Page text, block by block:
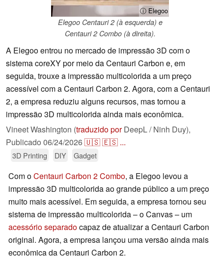
ⓘ Elegoo
Elegoo Centauri 2 (à esquerda) e
Centauri 2 Combo (à direita).
A Elegoo entrou no mercado de impressão 3D com o
sistema coreXY por meio da Centauri Carbon e, em
seguida, trouxe a impressão multicolorida a um preço
acessível com a Centauri Carbon 2. Agora, com a Centauri
2, a empresa reduziu alguns recursos, mas tornou a
impressão 3D multicolorida ainda mais econômica.
Vineet Washington (traduzido porDeepL / Ninh Duy),
Publicado 06/24/2026🇺🇸🇪🇸 ...
3D Printing DIY Gadget
Com oCentauri Carbon 2 Combo, a Elegoo levou a
impressão 3D multicolorida ao grande público a um preço
muito mais acessível. Em seguida, a empresa tornou seu
sistema de impressão multicolorida – o Canvas – um
acessório separadocapaz de atualizar a Centauri Carbon
original. Agora, a empresa lançou uma versão ainda mais
econômica da Centauri Carbon 2.